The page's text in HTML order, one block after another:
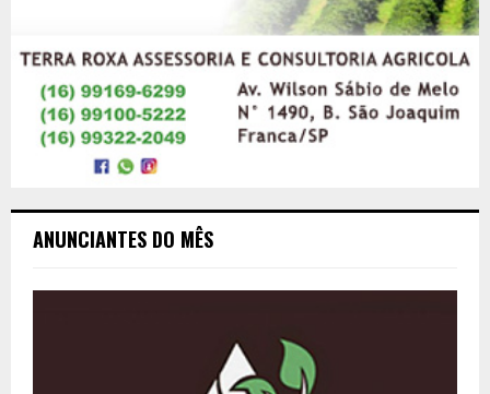
ANUNCIANTES DO MÊS